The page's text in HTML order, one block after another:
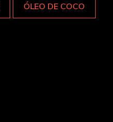
ÓLEO DE COCO